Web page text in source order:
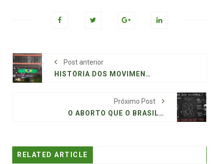
Post anterior
HISTÓRIA DOS MOVIMENTOS SOCIAIS NO BRASIL: DOS QUILOMBOS AO SÉCULO XXI
Próximo Post
O ABORTO QUE O BRASIL NÃO QUER VER
RELATED ARTICLE